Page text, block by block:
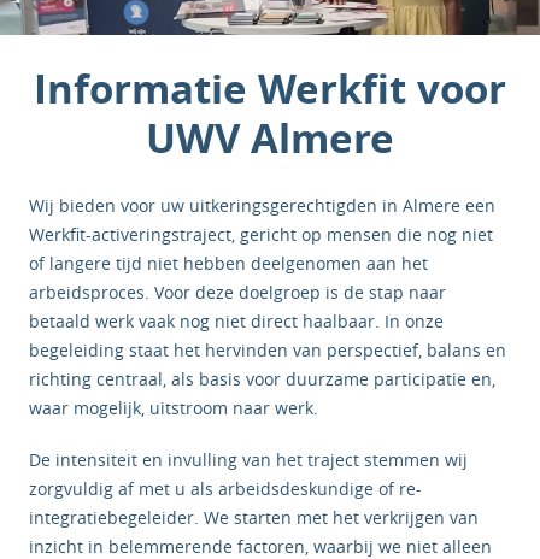
Informatie Werkfit voor
UWV Almere
Wij bieden voor uw uitkeringsgerechtigden in Almere een
Werkfit-activeringstraject, gericht op mensen die nog niet
of langere tijd niet hebben deelgenomen aan het
arbeidsproces. Voor deze doelgroep is de stap naar
betaald werk vaak nog niet direct haalbaar. In onze
begeleiding staat het hervinden van perspectief, balans en
richting centraal, als basis voor duurzame participatie en,
waar mogelijk, uitstroom naar werk.
De intensiteit en invulling van het traject stemmen wij
zorgvuldig af met u als arbeidsdeskundige of re-
integratiebegeleider. We starten met het verkrijgen van
inzicht in belemmerende factoren, waarbij we niet alleen